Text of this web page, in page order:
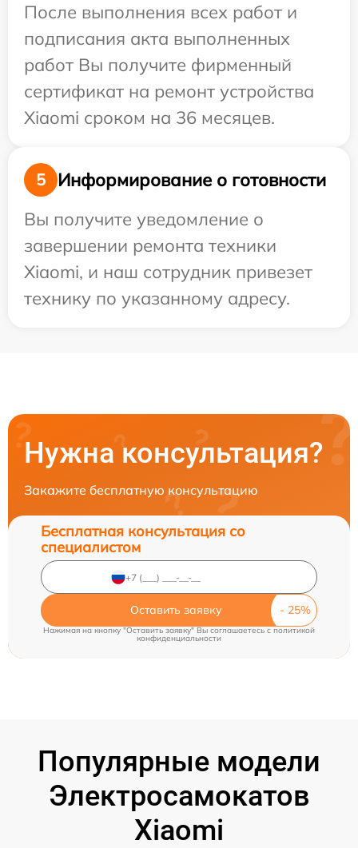
После выполнения всех работ и
подписания акта выполненных
работ Вы получите фирменный
сертификат на ремонт устройства
Xiaomi сроком на 36 месяцев.
5
Информирование о готовности
Вы получите уведомление о
завершении ремонта техники
Xiaomi, и наш сотрудник привезет
технику по указанному адресу.
Нужна консультация?
Закажите бесплатную консультацию
Бесплатная консультация со
специалистом
Оставить заявку
Нажимая на кнопку "Оставить заявку" Вы соглашаетесь cполитикой
конфиденциальности
Популярные модели
Электросамокатов
Xiaomi